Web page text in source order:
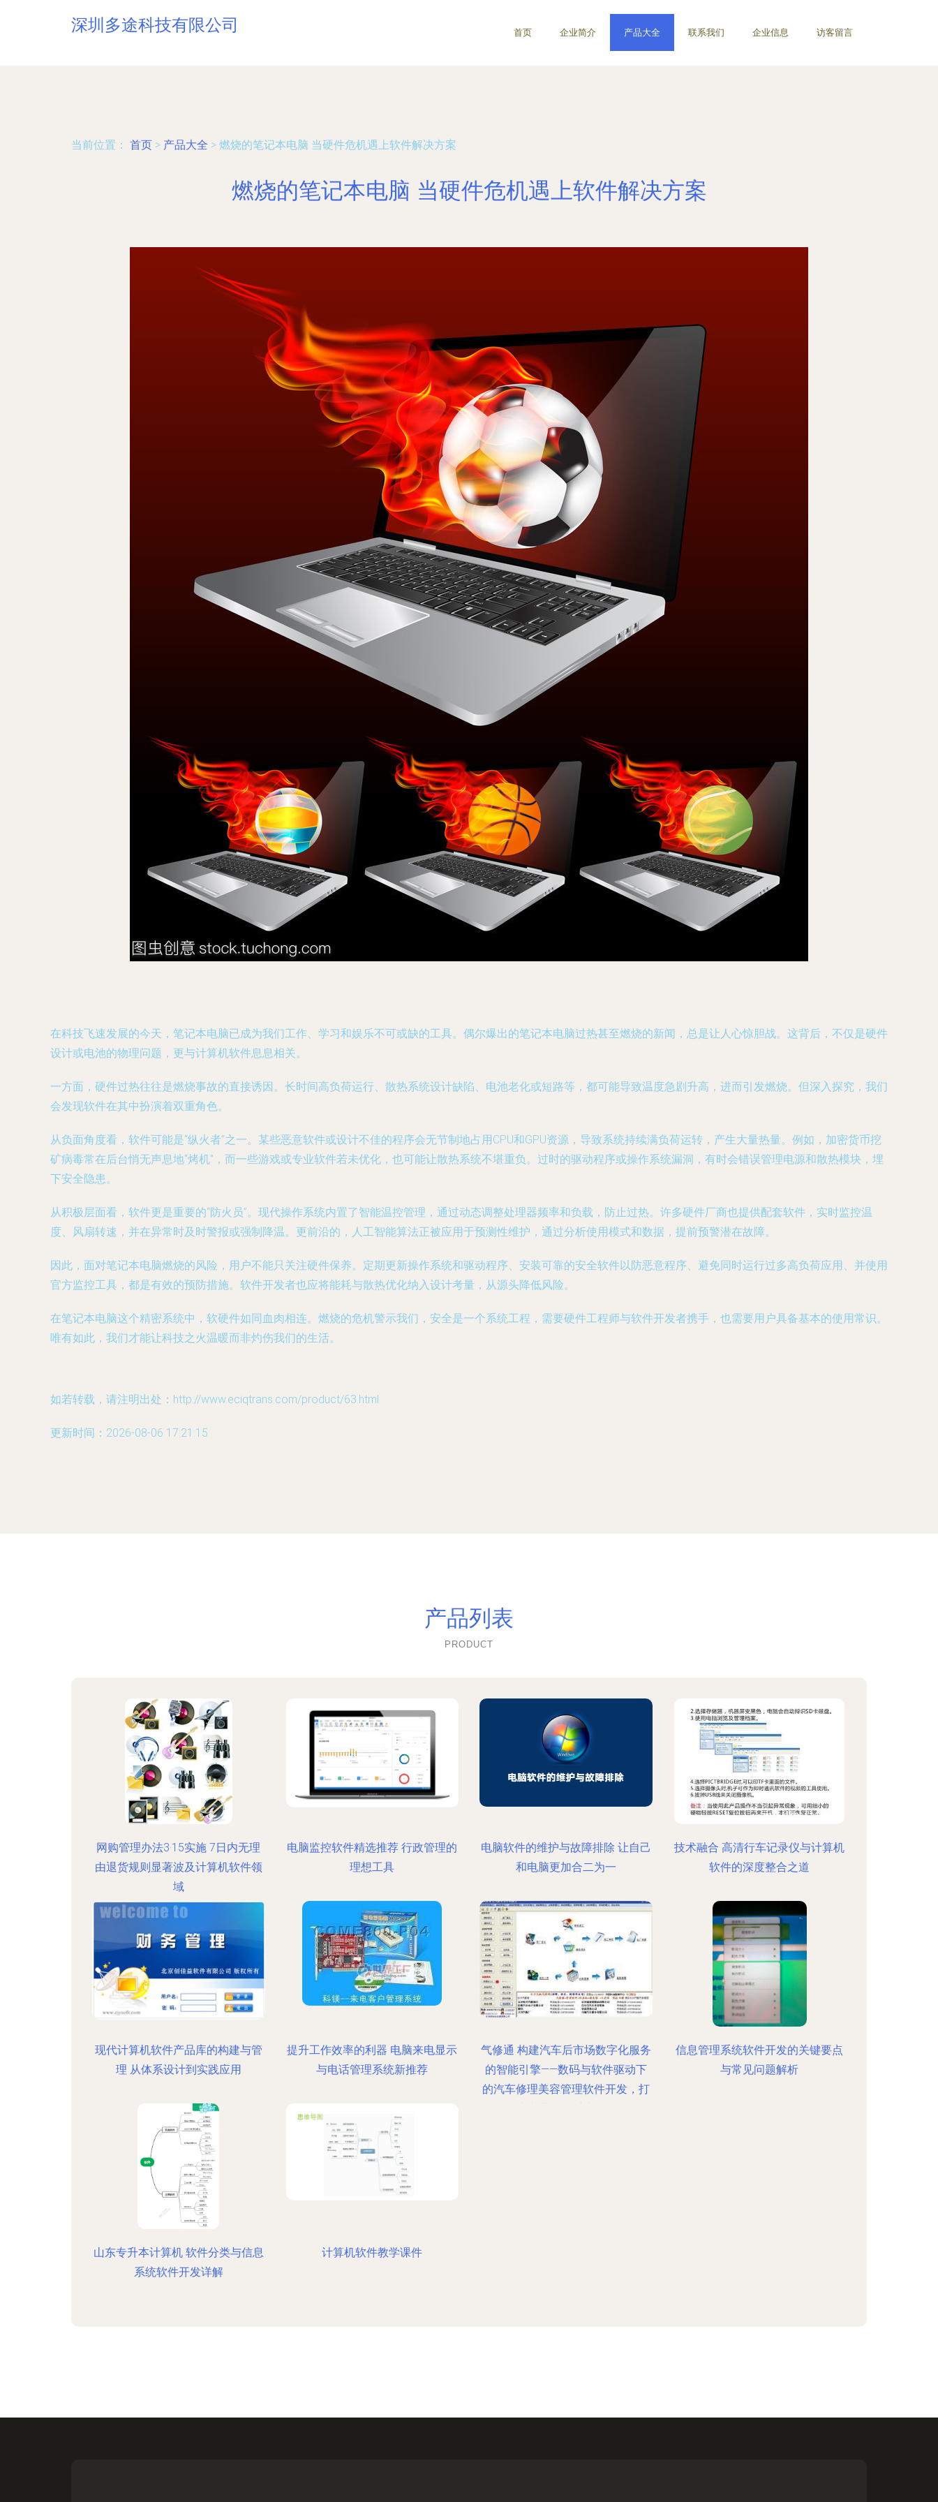
深圳多途科技有限公司 首页 企业简介 产品大全 联系我们 企业信息 访客留言
当前位置： 首页 > 产品大全 > 燃烧的笔记本电脑 当硬件危机遇上软件解决方案
燃烧的笔记本电脑 当硬件危机遇上软件解决方案
在科技飞速发展的今天，笔记本电脑已成为我们工作、学习和娱乐不可或缺的工具。偶尔爆出的笔记本电脑过热甚至燃烧的新闻，总是让人心惊胆战。这背后，不仅是硬件
设计或电池的物理问题，更与计算机软件息息相关。
一方面，硬件过热往往是燃烧事故的直接诱因。长时间高负荷运行、散热系统设计缺陷、电池老化或短路等，都可能导致温度急剧升高，进而引发燃烧。但深入探究，我们
会发现软件在其中扮演着双重角色。
从负面角度看，软件可能是“纵火者”之一。某些恶意软件或设计不佳的程序会无节制地占用CPU和GPU资源，导致系统持续满负荷运转，产生大量热量。例如，加密货币挖
矿病毒常在后台悄无声息地“烤机”，而一些游戏或专业软件若未优化，也可能让散热系统不堪重负。过时的驱动程序或操作系统漏洞，有时会错误管理电源和散热模块，埋
下安全隐患。
从积极层面看，软件更是重要的“防火员”。现代操作系统内置了智能温控管理，通过动态调整处理器频率和负载，防止过热。许多硬件厂商也提供配套软件，实时监控温
度、风扇转速，并在异常时及时警报或强制降温。更前沿的，人工智能算法正被应用于预测性维护，通过分析使用模式和数据，提前预警潜在故障。
因此，面对笔记本电脑燃烧的风险，用户不能只关注硬件保养。定期更新操作系统和驱动程序、安装可靠的安全软件以防恶意程序、避免同时运行过多高负荷应用、并使用
官方监控工具，都是有效的预防措施。软件开发者也应将能耗与散热优化纳入设计考量，从源头降低风险。
在笔记本电脑这个精密系统中，软硬件如同血肉相连。燃烧的危机警示我们，安全是一个系统工程，需要硬件工程师与软件开发者携手，也需要用户具备基本的使用常识。
唯有如此，我们才能让科技之火温暖而非灼伤我们的生活。
如若转载，请注明出处：http://www.eciqtrans.com/product/63.html
更新时间：2026-08-06 17:21:15
产品列表
PRODUCT
网购管理办法3·15实施 7日内无理
由退货规则显著波及计算机软件领
域
电脑监控软件精选推荐 行政管理的
理想工具
电脑软件的维护与故障排除 让自己
和电脑更加合二为一
技术融合 高清行车记录仪与计算机
软件的深度整合之道
现代计算机软件产品库的构建与管
理 从体系设计到实践应用
提升工作效率的利器 电脑来电显示
与电话管理系统新推荐
气修通 构建汽车后市场数字化服务
的智能引擎——数码与软件驱动下
的汽车修理美容管理软件开发，打
信息管理系统软件开发的关键要点
与常见问题解析
山东专升本计算机 软件分类与信息
系统软件开发详解
计算机软件教学课件